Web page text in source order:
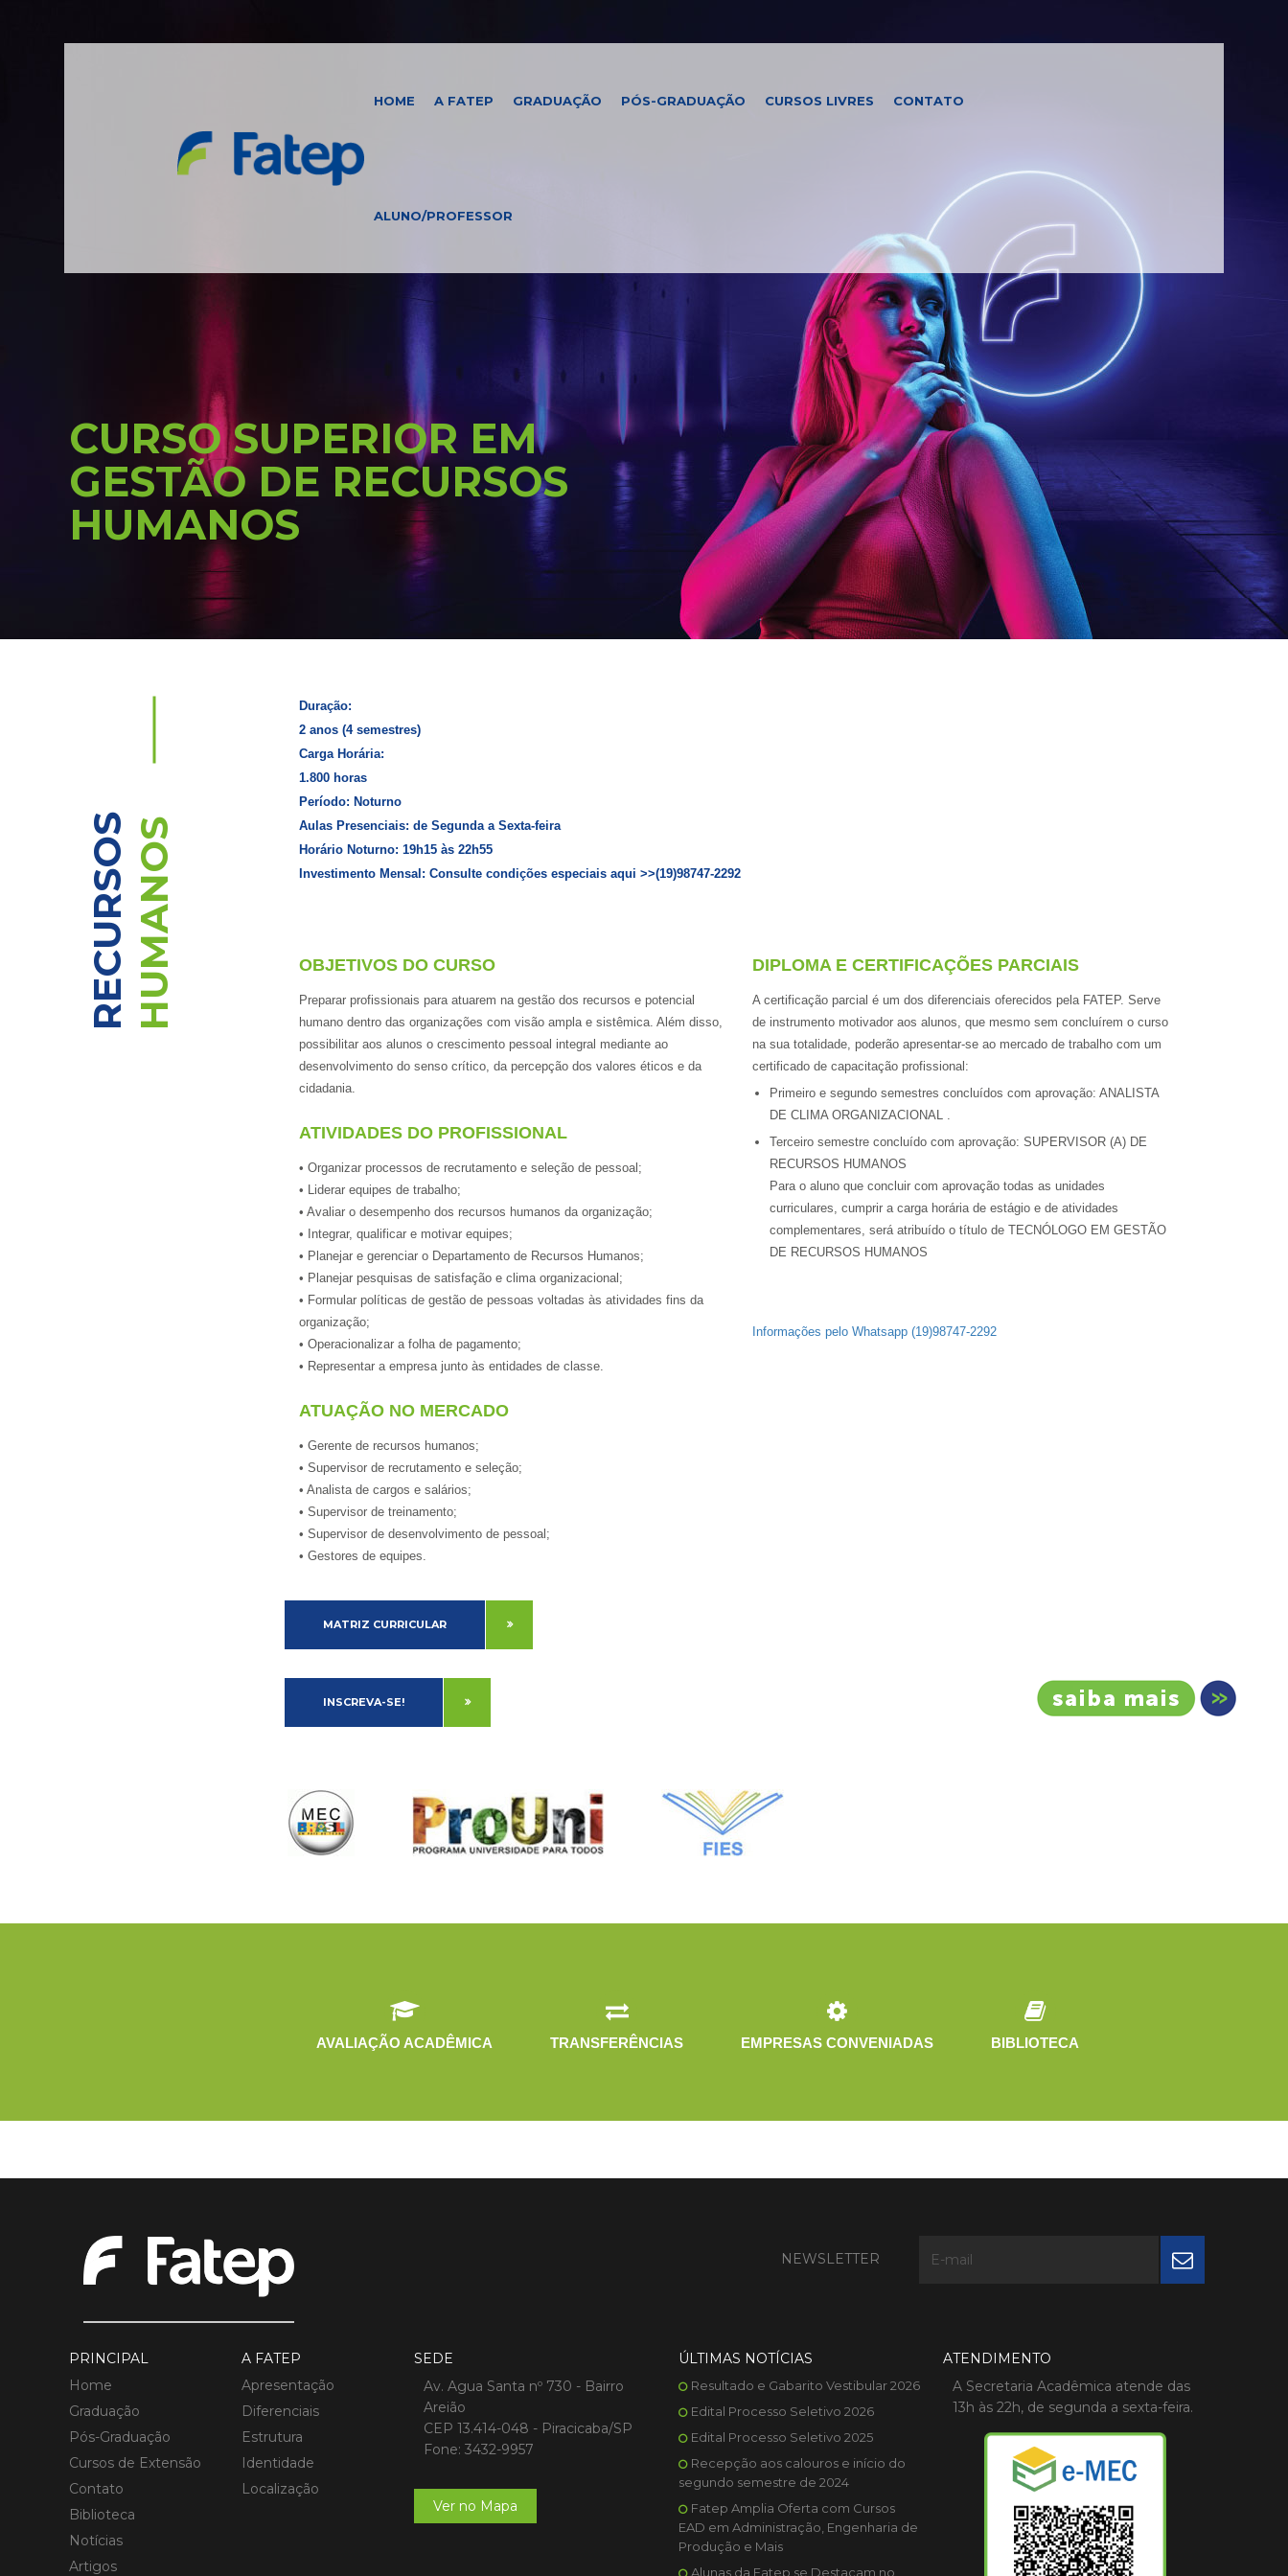
HOME A FATEP GRADUAÇÃO PÓS-GRADUAÇÃO CURSOS LIVRES CONTATO
ALUNO/PROFESSOR
CURSO SUPERIOR EM
GESTÃO DE RECURSOS
HUMANOS
RECURSOSHUMANOS
Duração:
2 anos (4 semestres)
Carga Horária:
1.800 horas
Período: Noturno
Aulas Presenciais: de Segunda a Sexta-feira
Horário Noturno: 19h15 às 22h55
Investimento Mensal: Consulte condições especiais aqui >>(19)98747-2292
OBJETIVOS DO CURSO
Preparar profissionais para atuarem na gestão dos recursos e potencial
humano dentro das organizações com visão ampla e sistêmica. Além disso,
possibilitar aos alunos o crescimento pessoal integral mediante ao
desenvolvimento do senso crítico, da percepção dos valores éticos e da
cidadania.
ATIVIDADES DO PROFISSIONAL
• Organizar processos de recrutamento e seleção de pessoal;
• Liderar equipes de trabalho;
• Avaliar o desempenho dos recursos humanos da organização;
• Integrar, qualificar e motivar equipes;
• Planejar e gerenciar o Departamento de Recursos Humanos;
• Planejar pesquisas de satisfação e clima organizacional;
• Formular políticas de gestão de pessoas voltadas às atividades fins da
organização;
• Operacionalizar a folha de pagamento;
• Representar a empresa junto às entidades de classe.
ATUAÇÃO NO MERCADO
• Gerente de recursos humanos;
• Supervisor de recrutamento e seleção;
• Analista de cargos e salários;
• Supervisor de treinamento;
• Supervisor de desenvolvimento de pessoal;
• Gestores de equipes.
DIPLOMA E CERTIFICAÇÕES PARCIAIS
A certificação parcial é um dos diferenciais oferecidos pela FATEP. Serve
de instrumento motivador aos alunos, que mesmo sem concluírem o curso
na sua totalidade, poderão apresentar-se ao mercado de trabalho com um
certificado de capacitação profissional:
Primeiro e segundo semestres concluídos com aprovação: ANALISTA
DE CLIMA ORGANIZACIONAL .
Terceiro semestre concluído com aprovação: SUPERVISOR (A) DE
RECURSOS HUMANOS
Para o aluno que concluir com aprovação todas as unidades
curriculares, cumprir a carga horária de estágio e de atividades
complementares, será atribuído o título de TECNÓLOGO EM GESTÃO
DE RECURSOS HUMANOS
Informações pelo Whatsapp (19)98747-2292
MATRIZ CURRICULAR
INSCREVA-SE!
AVALIAÇÃO ACADÊMICA TRANSFERÊNCIAS EMPRESAS CONVENIADAS BIBLIOTECA
NEWSLETTER
PRINCIPAL
Home
Graduação
Pós-Graduação
Cursos de Extensão
Contato
Biblioteca
Notícias
Artigos
A FATEP
Apresentação
Diferenciais
Estrutura
Identidade
Localização
SEDE
Av. Agua Santa nº 730 - Bairro
Areião
CEP 13.414-048 - Piracicaba/SP
Fone: 3432-9957
Ver no Mapa
ÚLTIMAS NOTÍCIAS
Resultado e Gabarito Vestibular 2026
Edital Processo Seletivo 2026
Edital Processo Seletivo 2025
Recepção aos calouros e início do
segundo semestre de 2024
Fatep Amplia Oferta com Cursos
EAD em Administração, Engenharia de
Produção e Mais
Alunas da Fatep se Destacam no
ATENDIMENTO
A Secretaria Acadêmica atende das
13h às 22h, de segunda a sexta-feira.